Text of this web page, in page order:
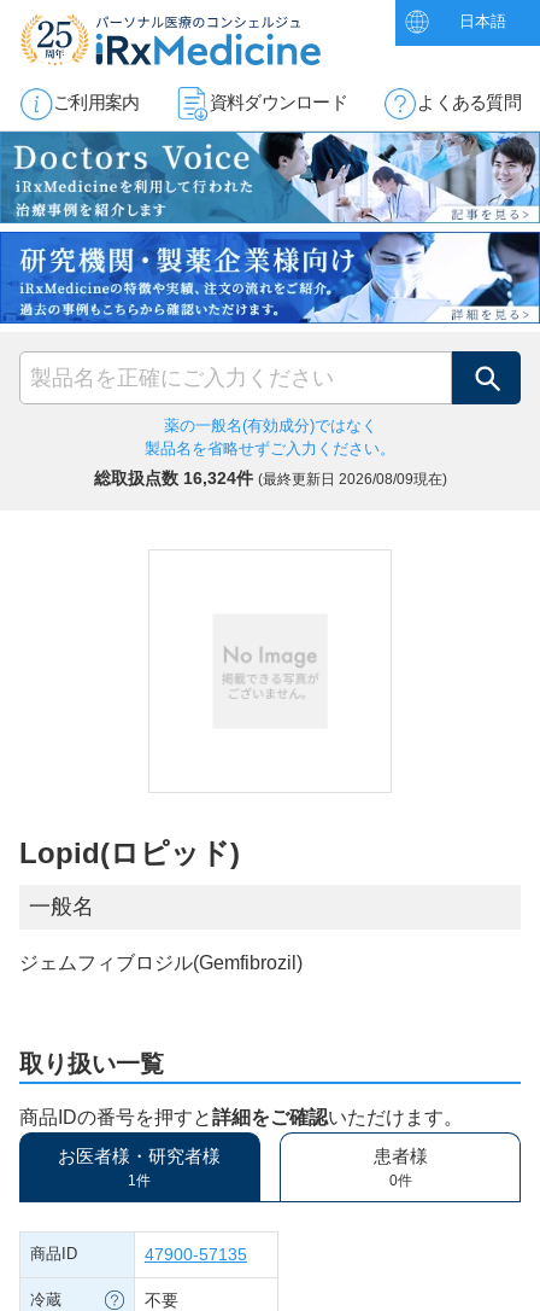
日本語
ご利用案内 資料ダウンロード よくある質問
検索
薬の一般名(有効成分)ではなく
製品名を省略せずご入力ください。
総取扱点数 16,324件 (最終更新日 2026/08/09現在)
Lopid(ロピッド)
一般名
ジェムフィブロジル(Gemfibrozil)
取り扱い一覧
商品IDの番号を押すと詳細をご確認いただけます。
お医者様・研究者様
1件
患者様
0件
商品ID 47900-57135
冷蔵 不要